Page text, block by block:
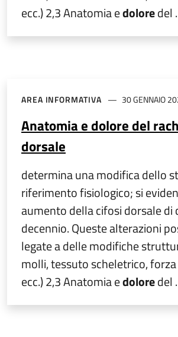
ecc.) 2,3 Anatomia edoloredel
AREA INFORMATIVA 30 GENNAIO
Anatomia e dolore del
dorsale
determina una modifica dello
riferimento fisiologico; si
aumento della cifosi dorsale di
decennio. Queste alterazioni
legate a delle modifiche
molli, tessuto scheletrico,
ecc.) 2,3 Anatomia edoloredel